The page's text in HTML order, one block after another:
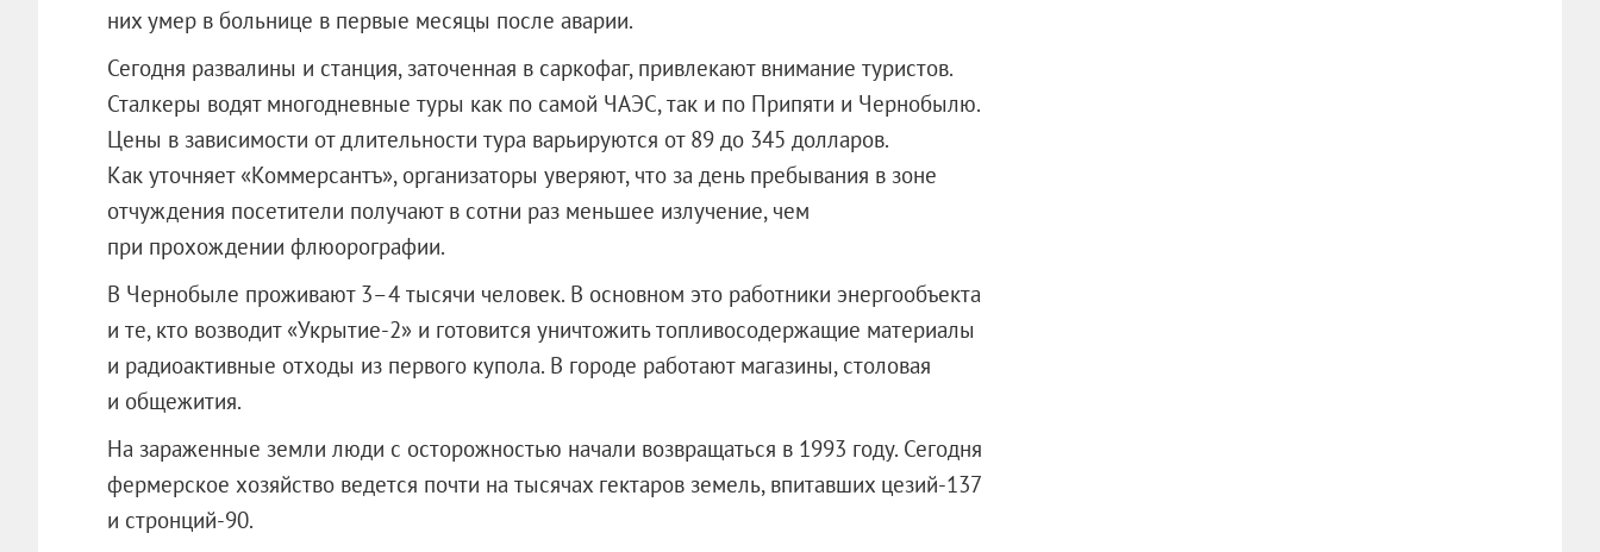
них умер в больнице в первые месяцы после аварии.
Сегодня развалины и станция, заточенная в саркофаг, привлекают внимание туристов.
Сталкеры водят многодневные туры как по самой ЧАЭС, так и по Припяти и Чернобылю.
Цены в зависимости от длительности тура варьируются от 89 до 345 долларов.
Как уточняет «Коммерсантъ», организаторы уверяют, что за день пребывания в зоне
отчуждения посетители получают в сотни раз меньшее излучение, чем
при прохождении флюорографии.
В Чернобыле проживают 3–4 тысячи человек. В основном это работники энергообъекта
и те, кто возводит «Укрытие-2» и готовится уничтожить топливосодержащие материалы
и радиоактивные отходы из первого купола. В городе работают магазины, столовая
и общежития.
На зараженные земли люди с осторожностью начали возвращаться в 1993 году. Сегодня
фермерское хозяйство ведется почти на тысячах гектаров земель, впитавших цезий-137
и стронций-90.